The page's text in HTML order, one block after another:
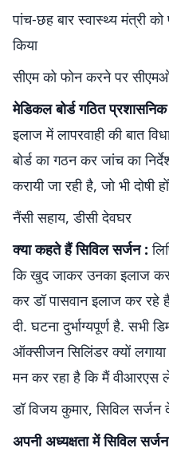
पांच-छह बार स्वास्थ्य मंत्री को
किया
सीएम को फोन करने पर
मेडिकल बोर्ड गठित
इलाज में लापरवाही की बात
बोर्ड का गठन कर जांच का
करायी जा रही है, जो भी दोषी
नैंसी सहाय, डीसी देवघर
क्या कहते हैं सिविल सर्जन :
कि खुद जाकर उनका इलाज
कर डॉ पासवान इलाज कर रहे
दी. घटना दुर्भाग्यपूर्ण है. सभी
ऑक्सीजन सिलिंडर क्यों
मन कर रहा है कि मैं वीआरएस
डॉ विजय कुमार, सिविल सर्जन
अपनी अध्यक्षता में सिविल